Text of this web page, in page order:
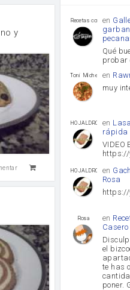
y
Recetas con sazon
en
Qué
probar
Toni Michel Caubet
en
muy
HOJALDROSA TV
en
rápida
VIDEO
https://
HOJALDROSA TV
en
Rosa
https://
Rosa en
Casero
el
te has
poner.